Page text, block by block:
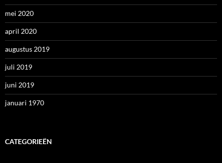
mei 2020
april 2020
augustus 2019
juli 2019
juni 2019
januari 1970
CATEGORIEËN